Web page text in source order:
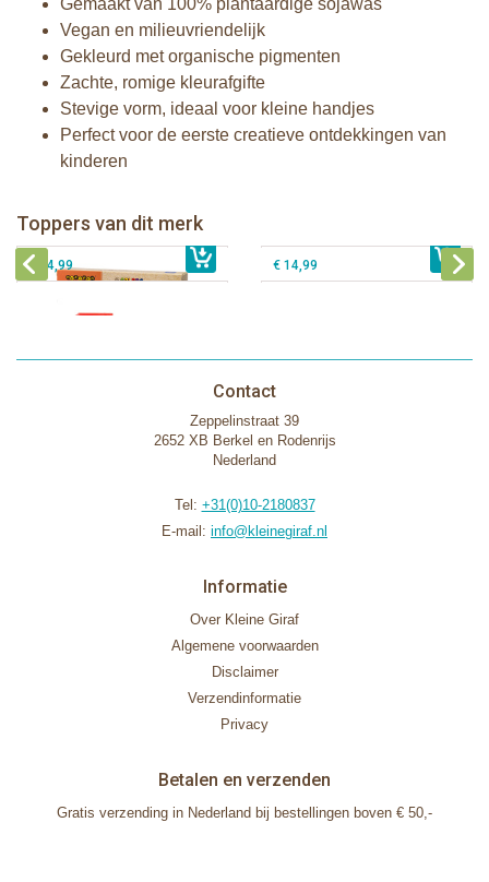
Gemaakt van 100% plantaardige sojawas
Vegan en milieuvriendelijk
Gekleurd met organische pigmenten
Zachte, romige kleurafgifte
Stevige vorm, ideaal voor kleine handjes
Perfect voor de eerste creatieve ontdekkingen van
kinderen
Toppers van dit merk
€ 15,99
Medenka® Bijenwas Krijtjes Junior
€ 14,99 € 14,99
Contact
Zeppelinstraat 39
2652 XB Berkel en Rodenrijs
Nederland
Tel: +31(0)10-2180837
E-mail: info@kleinegiraf.nl
Informatie
Over Kleine Giraf
Algemene voorwaarden
Disclaimer
Verzendinformatie
Privacy
Betalen en verzenden
Gratis verzending in Nederland bij bestellingen boven € 50,-